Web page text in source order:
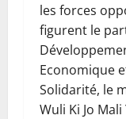
les forces
figurent le
Economique
Solidarité, le
Wuli Ki Jo Mali